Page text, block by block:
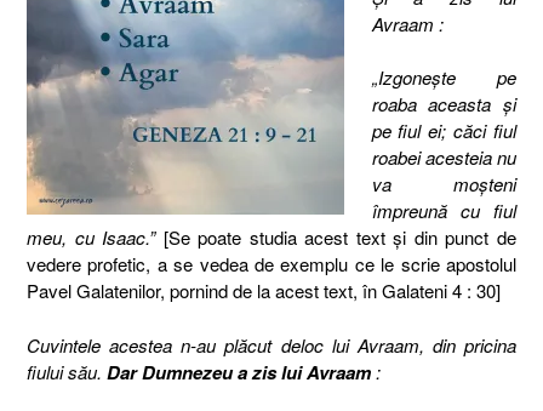
Avraam :
„Izgoneşte pe
roaba aceasta şi
pe fiul ei; căci fiul
roabei acesteia nu
va moşteni
împreună cu fiul
meu, cu Isaac.” [Se poate studia acest text şi din punct de
vedere profetic, a se vedea de exemplu ce le scrie apostolul
Pavel Galatenilor, pornind de la acest text, în Galateni 4 : 30]
Cuvintele acestea n-au plăcut deloc lui Avraam, din pricina
fiului său. Dar Dumnezeu a zis lui Avraam :